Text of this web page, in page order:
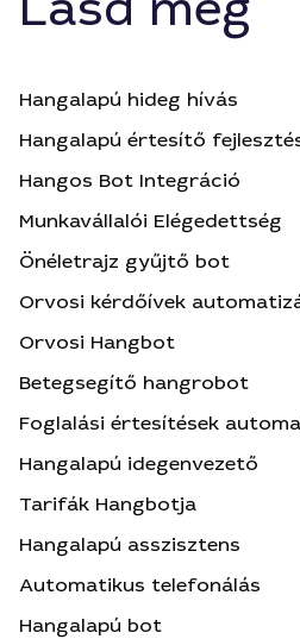
Hangalapú hideg hívás
Hangalapú értesítő
Hangos Bot Integráció
Munkavállalói Elégedettség
Önéletrajz gyűjtő bot
Orvosi kérdőívek
Orvosi Hangbot
Betegsegítő hangrobot
Foglalási értesítések
Hangalapú idegenvezető
Tarifák Hangbotja
Hangalapú asszisztens
Automatikus telefonálás
Hangalapú bot